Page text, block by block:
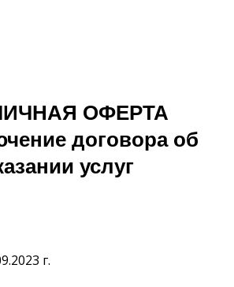
ОФЕРТА
договора об
услуг
г.